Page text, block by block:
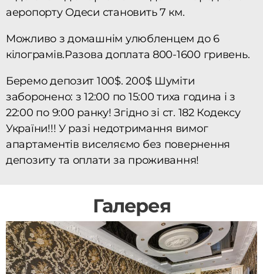
аеропорту Одеси становить 7 км.
Можливо з домашнім улюбленцем до 6
кілограмів.Разова доплата 800-1600 гривень.
Беремо депозит 100$. 200$ Шуміти
заборонено: з 12:00 по 15:00 тиха година і з
22:00 по 9:00 ранку! Згідно зі ст. 182 Кодексу
України!!! У разі недотримання вимог
апартаментів виселяємо без повернення
депозиту та оплати за проживання!
Галерея